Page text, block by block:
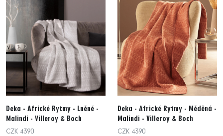
Deka - Africké Rytmy - Lněné -
Malindi - Villeroy & Boch
CZK 4390
Deka - Africké Rytmy - Měděná -
Malindi - Villeroy & Boch
CZK 4390